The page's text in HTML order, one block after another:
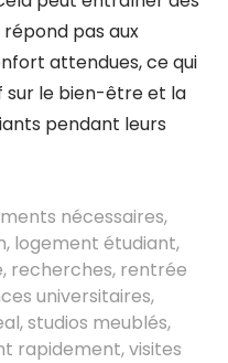
pas aux
attendues, ce qui
sur le bien-être et la
pendant leurs
nécessaires,
, logement étudiant,
, recherches, rentrée
universitaires,
,studios meublés,
rapidement,visites